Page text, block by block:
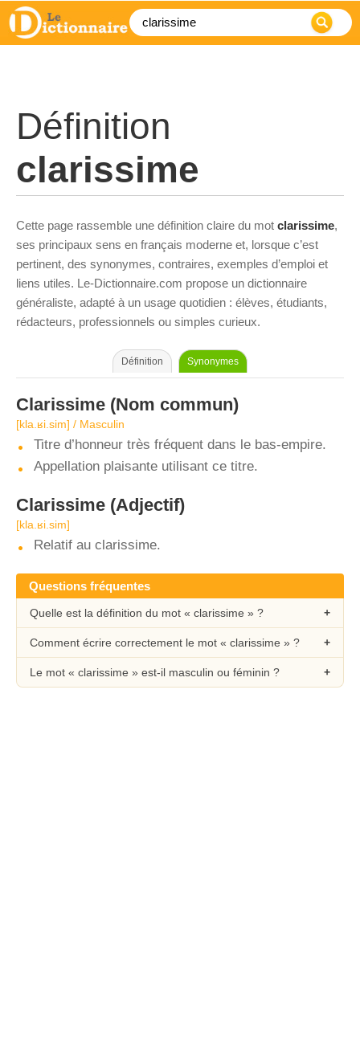
Définition
clarissime
Cette page rassemble une définition claire du mot clarissime,
ses principaux sens en français moderne et, lorsque c’est
pertinent, des synonymes, contraires, exemples d’emploi et
liens utiles. Le-Dictionnaire.com propose un dictionnaire
généraliste, adapté à un usage quotidien : élèves, étudiants,
rédacteurs, professionnels ou simples curieux.
Définition Synonymes
Clarissime (Nom commun)
[kla.ʁi.sim] / Masculin
Titre d’honneur très fréquent dans le bas-empire.
Appellation plaisante utilisant ce titre.
Clarissime (Adjectif)
[kla.ʁi.sim]
Relatif au clarissime.
Questions fréquentes
Quelle est la définition du mot « clarissime » ?
Comment écrire correctement le mot « clarissime » ?
Le mot « clarissime » est-il masculin ou féminin ?